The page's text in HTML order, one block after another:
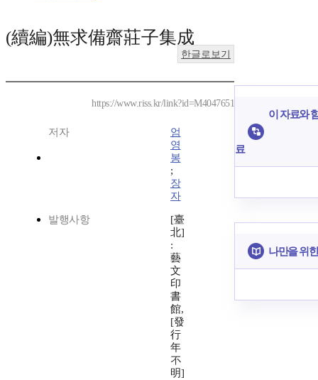
(續編)無求備齋莊子集成
한글로보기
https://www.riss.kr/link?id=M4047651
저자
엄
영
봉
;
장
자
발행사항
[臺
北]
:
藝
文
印
書
館,
[發
行
年
不
明]
이 자료와
료
나만을 위